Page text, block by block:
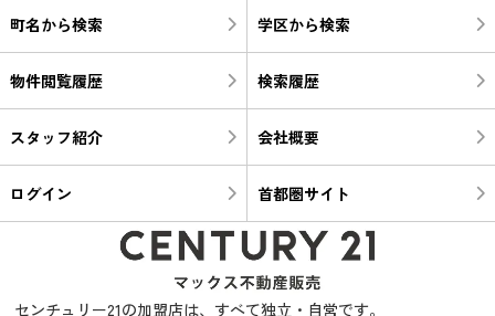
町名から検索 学区から検索
物件閲覧履歴 検索履歴
スタッフ紹介 会社概要
ログイン 首都圏サイト
センチュリー21の加盟店は、すべて独立・自営です。